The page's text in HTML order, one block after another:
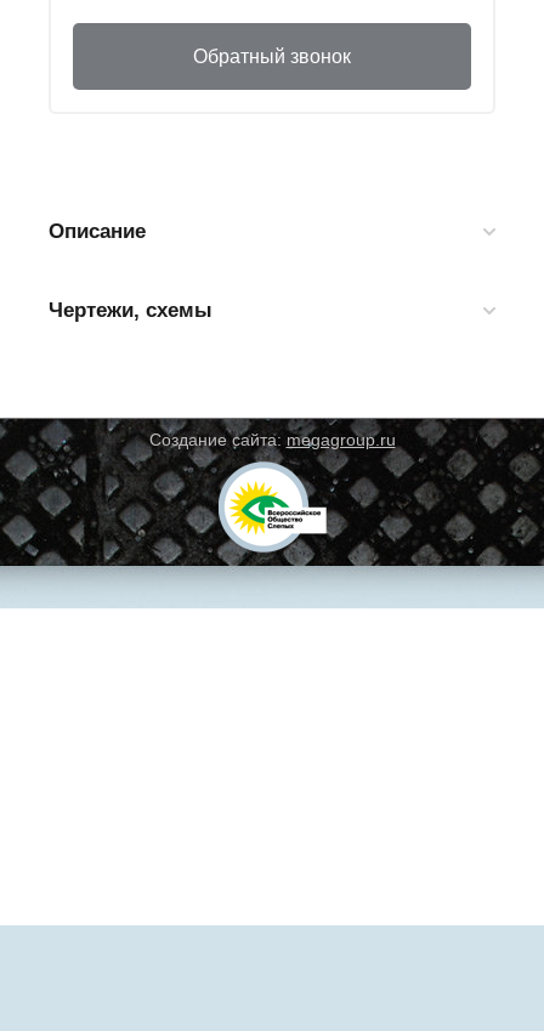
Обратный звонок
Описание
Чертежи, схемы
Создание сайта: megagroup.ru